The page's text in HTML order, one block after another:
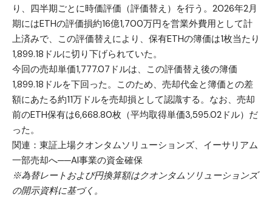
り、四半期ごとに時価評価（評価替え）を行う。2026年2月
期にはETHの評価損約16億1,700万円を営業外費用として計
上済みで、この評価替えにより、保有ETHの簿価は1枚当たり
1,899.18ドルに切り下げられていた。
今回の売却単価1,777.07ドルは、この評価替え後の簿価
1,899.18ドルを下回った。このため、売却代金と簿価との差
額にあたる約11万ドルを売却損として認識する。なお、売却
前のETH保有は6,668.80枚（平均取得単価3,595.02ドル）だ
った。
関連： 東証上場クオンタムソリューションズ、イーサリアム
一部売却へ──AI事業の資金確保
※為替レートおよび円換算額はクオンタムソリューションズ
の開示資料に基づく。